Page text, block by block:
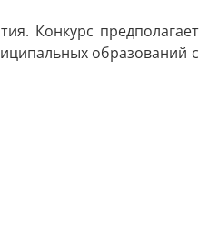
Конкурс предполагает
образований с